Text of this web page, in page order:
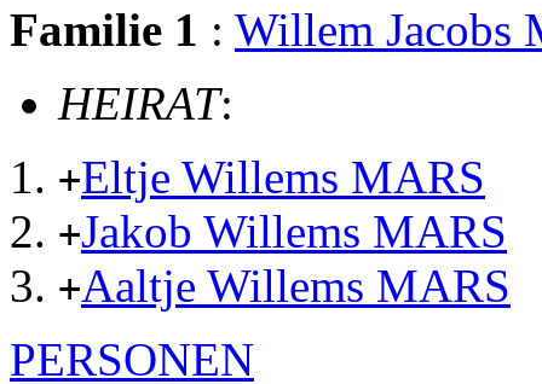
Familie 1 : Willem Jacobs
HEIRAT:
+Eltje Willems MARS
+Jakob Willems MARS
+Aaltje Willems MARS
PERSONEN